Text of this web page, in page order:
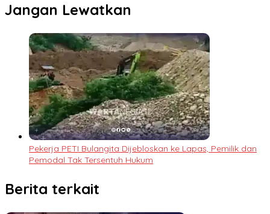
Jangan Lewatkan
Pekerja PETI Bulangita Dijebloskan ke Lapas, Pemilik dan
Pemodal Tak Tersentuh Hukum
Berita terkait